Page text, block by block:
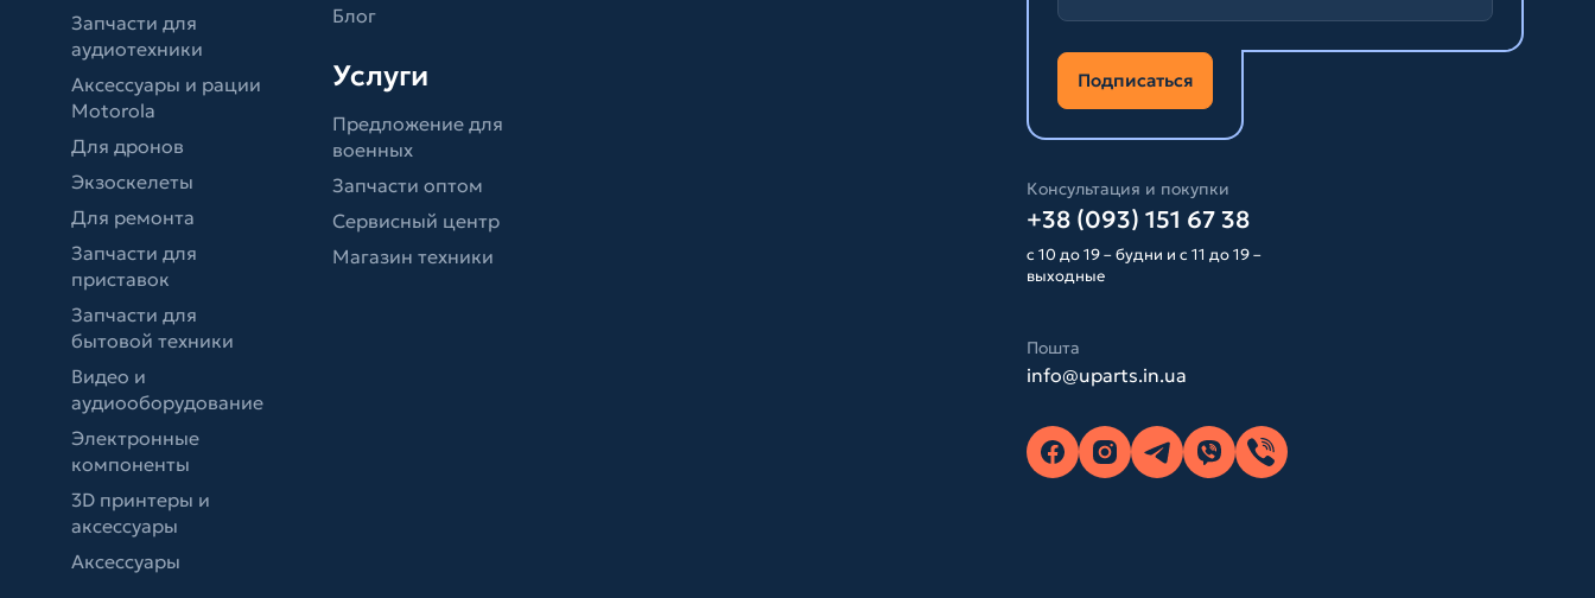
Запчасти для
аудиотехники
Аксессуары и рации
Motorola
Для дронов
Экзоскелеты
Для ремонта
Запчасти для
приставок
Запчасти для
бытовой техники
Видео и
аудиооборудование
Электронные
компоненты
3D принтеры и
аксессуары
Аксессуары
Блог
Услуги
Предложение для
военных
Запчасти оптом
Сервисный центр
Магазин техники
Подписаться
Консультация и покупки
+38 (093) 151 67 38
с 10 до 19 – будни и с 11 до 19 –
выходные
Пошта
info@uparts.in.ua